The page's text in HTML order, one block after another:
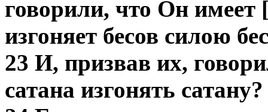
говорили, что Он имеет
изгоняет бесов силою
23 И, призвав их,
сатана изгонять сатану?